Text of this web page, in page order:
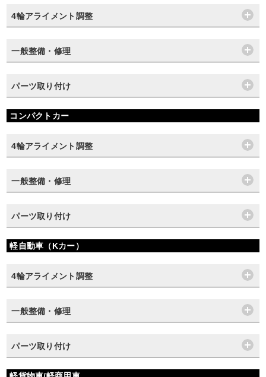
4輪アライメント調整
一般整備・修理
パーツ取り付け
コンパクトカー
4輪アライメント調整
一般整備・修理
パーツ取り付け
軽自動車（Kカー）
4輪アライメント調整
一般整備・修理
パーツ取り付け